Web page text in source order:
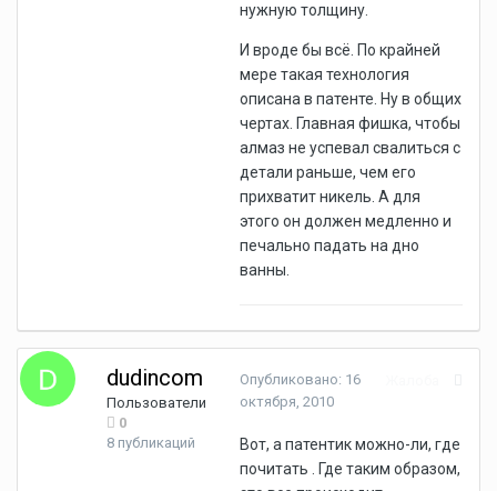
нужную толщину.
И вроде бы всё. По крайней
мере такая технология
описана в патенте. Ну в общих
чертах. Главная фишка, чтобы
алмаз не успевал свалиться с
детали раньше, чем его
прихватит никель. А для
этого он должен медленно и
печально падать на дно
ванны.
dudincom
Пользователи
0
8 публикаций
Опубликовано: 16
октября, 2010
Вот, а патентик можно-ли, где
почитать . Где таким образом,